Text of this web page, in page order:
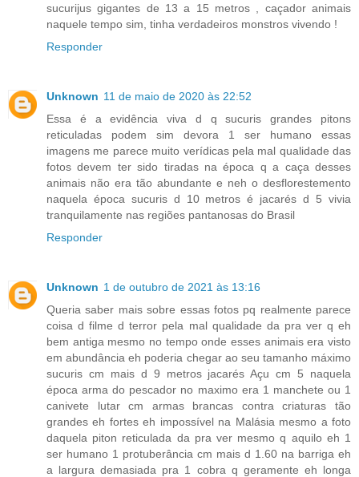
sucurijus gigantes de 13 a 15 metros , caçador animais
naquele tempo sim, tinha verdadeiros monstros vivendo !
Responder
Unknown 11 de maio de 2020 às 22:52
Essa é a evidência viva d q sucuris grandes pitons
reticuladas podem sim devora 1 ser humano essas
imagens me parece muito verídicas pela mal qualidade das
fotos devem ter sido tiradas na época q a caça desses
animais não era tão abundante e neh o desflorestemento
naquela época sucuris d 10 metros é jacarés d 5 vivia
tranquilamente nas regiões pantanosas do Brasil
Responder
Unknown 1 de outubro de 2021 às 13:16
Queria saber mais sobre essas fotos pq realmente parece
coisa d filme d terror pela mal qualidade da pra ver q eh
bem antiga mesmo no tempo onde esses animais era visto
em abundância eh poderia chegar ao seu tamanho máximo
sucuris cm mais d 9 metros jacarés Açu cm 5 naquela
época arma do pescador no maximo era 1 manchete ou 1
canivete lutar cm armas brancas contra criaturas tão
grandes eh fortes eh impossível na Malásia mesmo a foto
daquela piton reticulada da pra ver mesmo q aquilo eh 1
ser humano 1 protuberância cm mais d 1.60 na barriga eh
a largura demasiada pra 1 cobra q geramente eh longa